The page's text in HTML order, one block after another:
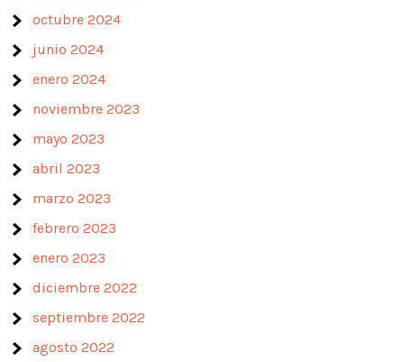
octubre 2024
junio 2024
enero 2024
noviembre 2023
mayo 2023
abril 2023
marzo 2023
febrero 2023
enero 2023
diciembre 2022
septiembre 2022
agosto 2022